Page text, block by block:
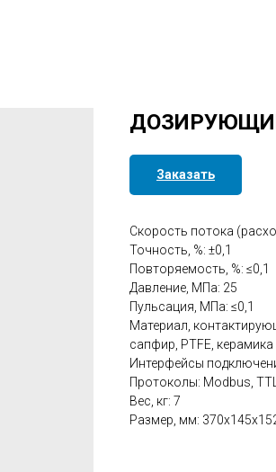
Заказать
Скорость потока
Точность, %: ±0,1
Повторяемость, %: ≤0,1
Давление, МПа: 25
Пульсация, МПа: ≤0,1
Материал,
сапфир, PTFE, керамика
Интерфейсы
Протоколы: Modbus,
Вес, кг: 7
Размер, мм: